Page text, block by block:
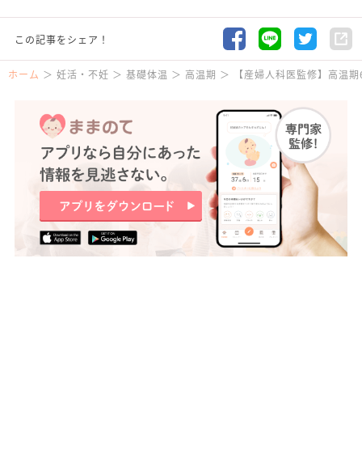
この記事をシェア！
ホーム 妊活・不妊 基礎体温 高温期 【産婦人科医監修】高温